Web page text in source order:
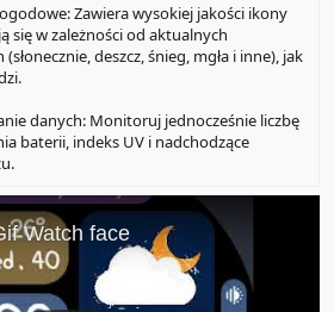
Zawiera wysokiej jakości ikony
się w zależności od aktualnych
deszcz, śnieg, mgła i inne), jak
danych: Monitoruj jednocześnie liczbę
baterii, indeks UV i nadchodzące